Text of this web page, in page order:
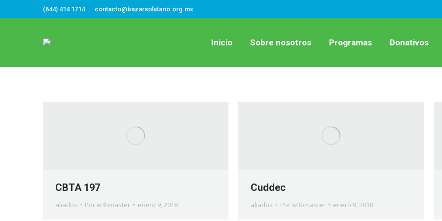
(644) 414 1714 contacto@bazarsolidario.org.mx
Inicio Sobre nosotros Programas Donativos
CBTA 197
aliados Porw3bmaster enero 9, 2018
Cuddec
aliados Porw3bmaster enero 9, 2018